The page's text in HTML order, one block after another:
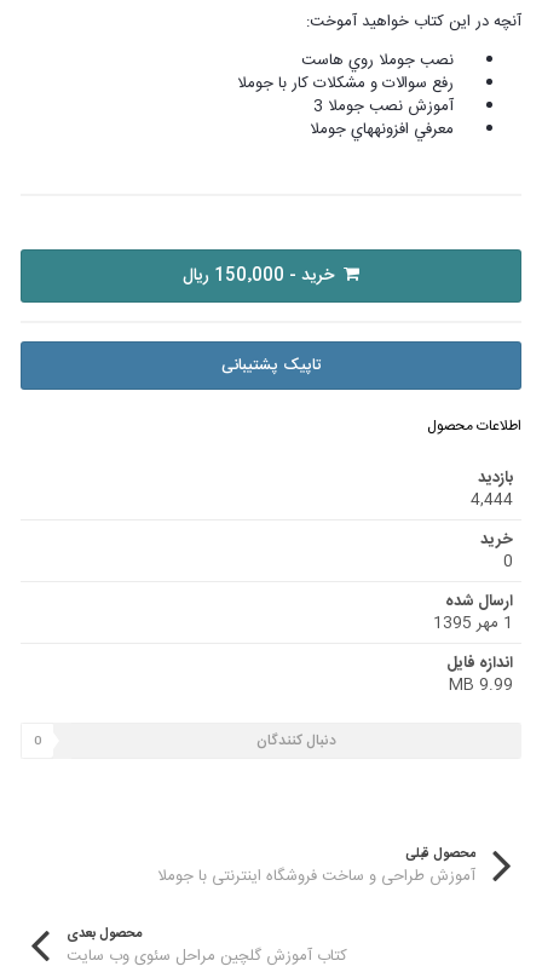
آنچه در این کتاب خواهید آموخت:
نصب جوملا روي هاست
رفع سوالات و مشکلات کار با جوملا
آموزش نصب جوملا 3
معرفي افزونههاي جوملا
خرید - 150٬000 ریال
تاپیک پشتیبانی
اطلاعات محصول
بازدید
4,444
خرید
0
ارسال شده
1 مهر 1395
اندازه فایل
9.99 MB
دنبال کنندگان 0
محصول قبلی
آموزش طراحی و ساخت فروشگاه اینترنتی با جوملا
محصول بعدی
کتاب آموزش گلچین مراحل سئوی وب سایت